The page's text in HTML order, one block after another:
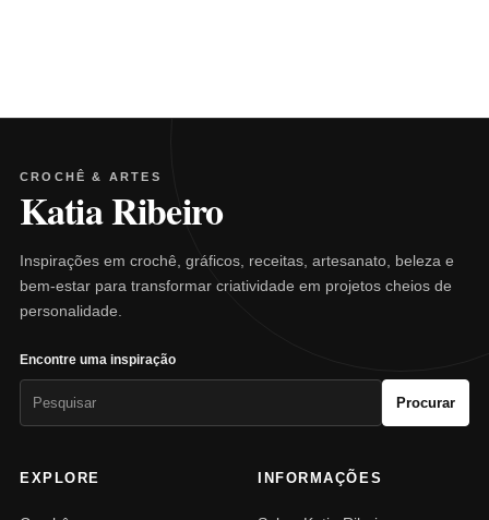
CROCHÊ & ARTES
Katia Ribeiro
Inspirações em crochê, gráficos, receitas, artesanato, beleza e
bem-estar para transformar criatividade em projetos cheios de
personalidade.
Encontre uma inspiração
Procurar
EXPLORE INFORMAÇÕES